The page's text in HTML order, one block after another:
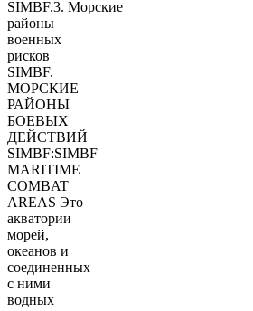
SIMBF.3. Морские
районы
военных
рисков
SIMBF.
МОРСКИЕ
РАЙОНЫ
БОЕВЫХ
ДЕЙСТВИЙ
SIMBF:SIMBF
MARITIME
COMBAT
AREAS Это
акватории
морей,
океанов и
соединенных
с ними
водных